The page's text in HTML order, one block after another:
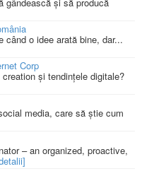
când o idee arată bine, dar...
Corp
și tendințele digitale?
media, care să știe cum
– an organized, proactive,